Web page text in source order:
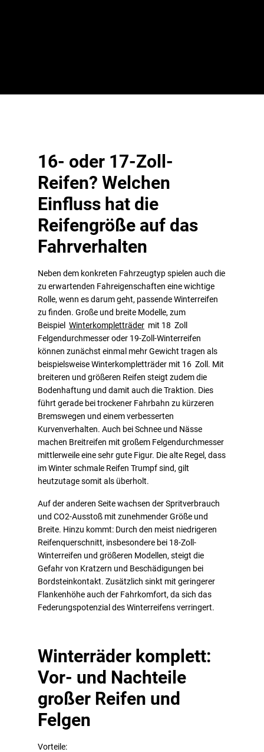
16- oder 17-Zoll-
Reifen? Welchen
Einfluss hat die
Reifengröße auf das
Fahrverhalten
Neben dem konkreten Fahrzeugtyp spielen auch die
zu erwartenden Fahreigenschaften eine wichtige
Rolle, wenn es darum geht, passende Winterreifen
zu finden. Große und breite Modelle, zum
Beispiel Winterkompletträder mit 18 Zoll
Felgendurchmesser oder 19-Zoll-Winterreifen
können zunächst einmal mehr Gewicht tragen als
beispielsweise Winterkompletträder mit 16 Zoll. Mit
breiteren und größeren Reifen steigt zudem die
Bodenhaftung und damit auch die Traktion. Dies
führt gerade bei trockener Fahrbahn zu kürzeren
Bremswegen und einem verbesserten
Kurvenverhalten. Auch bei Schnee und Nässe
machen Breitreifen mit großem Felgendurchmesser
mittlerweile eine sehr gute Figur. Die alte Regel, dass
im Winter schmale Reifen Trumpf sind, gilt
heutzutage somit als überholt.
Auf der anderen Seite wachsen der Spritverbrauch
und CO2-Ausstoß mit zunehmender Größe und
Breite. Hinzu kommt: Durch den meist niedrigeren
Reifenquerschnitt, insbesondere bei 18-Zoll-
Winterreifen und größeren Modellen, steigt die
Gefahr von Kratzern und Beschädigungen bei
Bordsteinkontakt. Zusätzlich sinkt mit geringerer
Flankenhöhe auch der Fahrkomfort, da sich das
Federungspotenzial des Winterreifens verringert.
Winterräder komplett:
Vor- und Nachteile
großer Reifen und
Felgen
Vorteile: